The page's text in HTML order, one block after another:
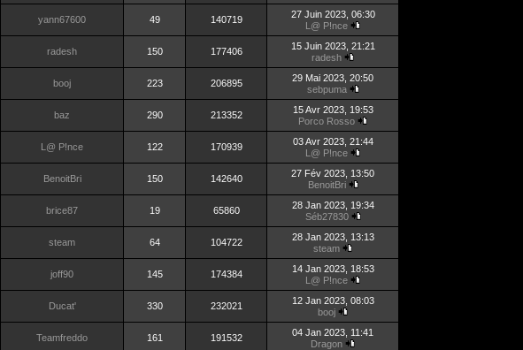
yann67600 49 140719
27 Juin 2023, 06:30
L@ P!nce
radesh 150 177406
15 Juin 2023, 21:21
radesh
booj 223 206895
29 Mai 2023, 20:50
sebpuma
baz 290 213352
15 Avr 2023, 19:53
Porco Rosso
L@ P!nce 122 170939
03 Avr 2023, 21:44
L@ P!nce
BenoitBri 150 142640
27 Fév 2023, 13:50
BenoitBri
brice87 19 65860
28 Jan 2023, 19:34
Séb27830
steam 64 104722
28 Jan 2023, 13:13
steam
joff90 145 174384
14 Jan 2023, 18:53
L@ P!nce
Ducat' 330 232021
12 Jan 2023, 08:03
booj
Teamfreddo 161 191532
04 Jan 2023, 11:41
Dragon